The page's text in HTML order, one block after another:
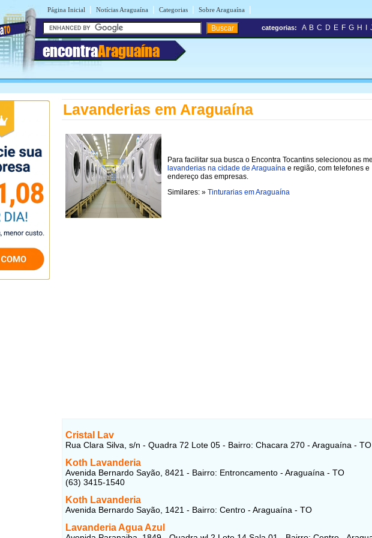
Página Inicial | Notícias Araguaína | Categorias | Sobre Araguaína |
encontraAraguaína
categorias: A B C D E F G H
Lavanderias em Araguaína
Para facilitar sua busca o Encontra Tocantins selecionou as
lavanderias na cidade de Araguaína e região, com telefones e
endereço das empresas.
Similares: » Tinturarias em Araguaína
Cristal Lav
Rua Clara Silva, s/n - Quadra 72 Lote 05 - Bairro: Chacara 270 - Araguaína - TO
Koth Lavanderia
Avenida Bernardo Sayão, 8421 - Bairro: Entroncamento - Araguaína - TO
(63) 3415-1540
Koth Lavanderia
Avenida Bernardo Sayão, 1421 - Bairro: Centro - Araguaína - TO
Lavanderia Agua Azul